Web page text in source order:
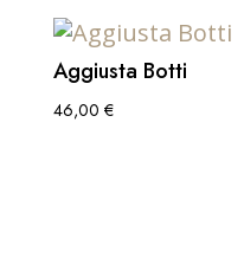
Aggiusta Botti
46,00 €